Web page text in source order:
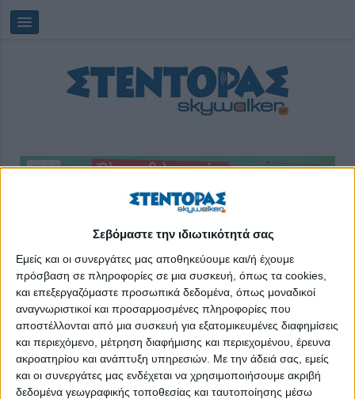
Σεβόμαστε την ιδιωτικότητά σας
Εμείς και οι συνεργάτες μας αποθηκεύουμε και/ή έχουμε
πρόσβαση σε πληροφορίες σε μια συσκευή, όπως τα cookies,
και επεξεργαζόμαστε προσωπικά δεδομένα, όπως μοναδικοί
αναγνωριστικοί και προσαρμοσμένες πληροφορίες που
αποστέλλονται από μια συσκευή για εξατομικευμένες διαφημίσεις
και περιεχόμενο, μέτρηση διαφήμισης και περιεχομένου, έρευνα
ακροατηρίου και ανάπτυξη υπηρεσιών. Με την άδειά σας, εμείς
και οι συνεργάτες μας ενδέχεται να χρησιμοποιήσουμε ακριβή
δεδομένα γεωγραφικής τοποθεσίας και ταυτοποίησης μέσω
Κυριακή, 09/08/202610:14:06
ταξίδια
Like like, αρ. φύλλου 35